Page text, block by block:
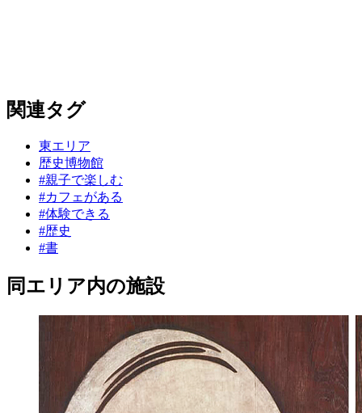
関連タグ
東エリア
歴史博物館
#親子で楽しむ
#カフェがある
#体験できる
#歴史
#書
同エリア内の施設